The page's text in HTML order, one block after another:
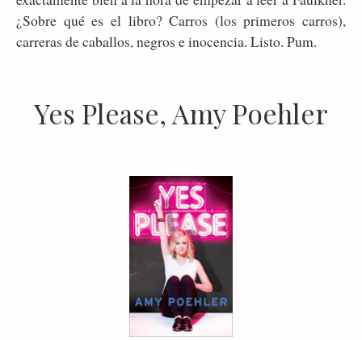
¿Sobre qué es el libro? Carros (los primeros carros),
carreras de caballos, negros e inocencia. Listo. Pum.
Yes Please, Amy Poehler